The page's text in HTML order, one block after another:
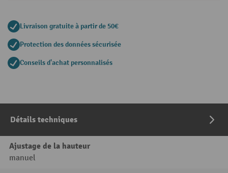
Livraison gratuite à partir de 50€
Protection des données sécurisée
Conseils d'achat personnalisés
Détails techniques
Ajustage de la hauteur
manuel